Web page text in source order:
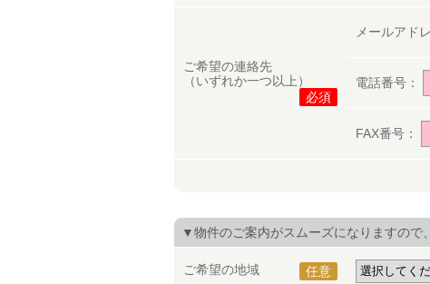
ご希望の連絡先
（いずれか一つ以上）
必須
メールアド
電話番号：
FAX番号：
▼物件のご案内がスムーズになりますので
ご希望の地域 任意